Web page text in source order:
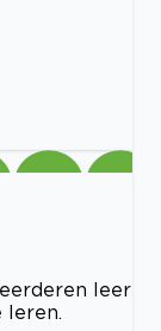
leer
leren.